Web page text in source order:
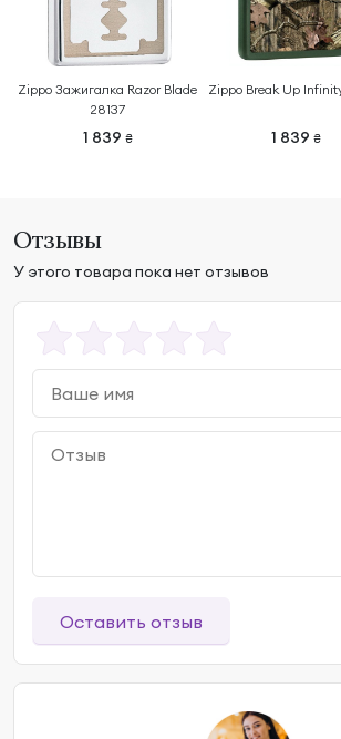
Zippo Зажигалка Razor Blade
28137
1 839 ₴
Zippo Break Up
1 839 ₴
Отзывы
У этого товара пока нет отзывов
Оставить отзыв